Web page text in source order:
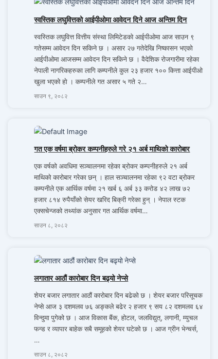
स्वस्तिक लघुवित्तको आईपीओमा आवेदन दिने आज अन्तिम दिन
स्वस्तिक लघुवित्त वित्तीय संस्था लिमिटेडकाे आईपीओमा आज साउन ९
गतेसम्म आवेदन दिन सकिने छ । असार २७ गतेदेखि निष्कासन भएकाे
आईपीओमा आजसम्म आवेदन दिन सकिने छ । वैदेशिक रोजगारीमा रहेका
नेपाली नागरिकहरुका लागि कम्पनीले कुल २३ हजार १०० कित्ता आईपीओ
खुला भएकाे हाे । कम्पनीले गत असार ५ गते २…
साउन ९, २०८२
गत एक वर्षमा ब्रोकर कम्पनीहरुले गरे २१ अर्ब माथिको कारोबार
एक वर्षको अवधिमा सञ्चालनमा रहेका ब्रोकर कम्पनीहरुले २१ अर्ब
माथिको कारोबार गरेका छन् । हाल सञ्चालनमा रहेका ९२ वटा ब्रोकर
कम्पनीले एक आर्थिक वर्षमा २१ खर्ब ६ अर्ब ३३ करोड ४२ लाख ७२
हजार ८१४ रुपैयाँको सेयर खरिद बिक्री गरेका हुन् । नेपाल स्टक
एक्सचेन्जको तथ्यांक अनुसार गत आर्थिक वर्षमा…
साउन ८, २०८२
लगातार आठौं कारोबार दिन बढ्यो नेप्से
शेयर बजार लगातार आठौं कारोबार दिन बढेको छ । शेयर बजार परिसूचक
नेप्से आज ३ दशमलव ७६ अङ्कले बढेर २ हजार ९ सय ८२ दशमलव ६४
विन्दुमा पुगेको छ । आज विकास बैंक, होटल, जलविद्युत्, लगानी, म्युचल
फन्ड र व्यापार बाहेक सबै समूहको शेयर घटेको छ । आज ग्रीन भेन्चर्स,
…
साउन ८, २०८२